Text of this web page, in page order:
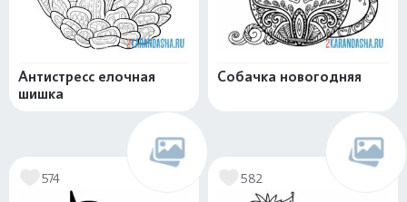
Антистресс елочная
шишка
Собачка новогодняя
574 582